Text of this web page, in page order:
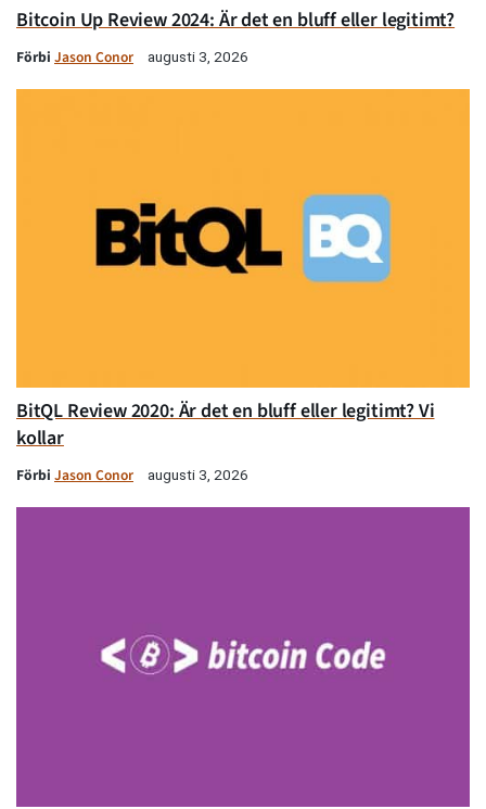
Bitcoin Up Review 2024: Är det en bluff eller legitimt?
Förbi Jason Conor augusti 3, 2026
BitQL Review 2020: Är det en bluff eller legitimt? Vi
kollar
Förbi Jason Conor augusti 3, 2026